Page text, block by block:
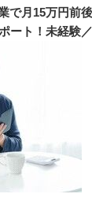
で月15万円前
ート！未経験